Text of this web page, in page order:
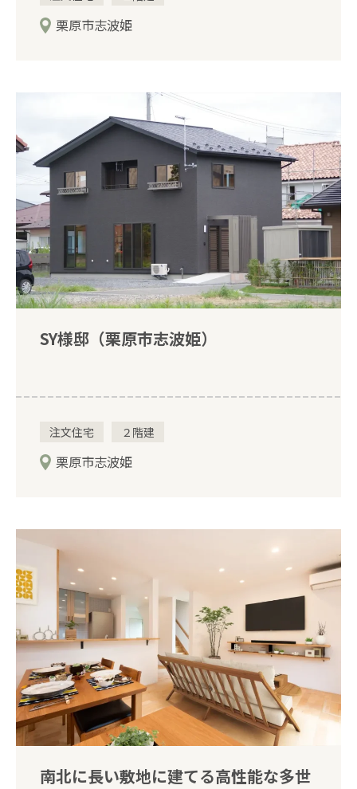
栗原市志波姫
SY様邸（栗原市志波姫）
注文住宅 ２階建
栗原市志波姫
南北に長い敷地に建てる高性能な多世